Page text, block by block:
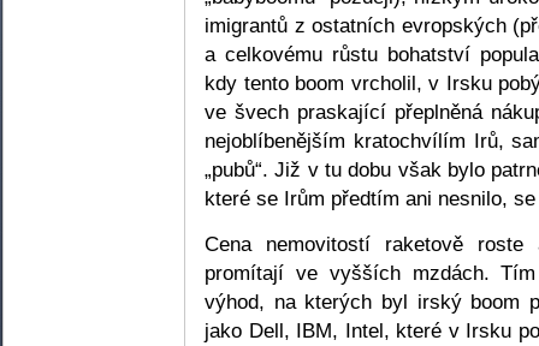
imigrantů z ostatních evropských
a celkovému růstu bohatství
kdy tento boom vrcholil, v Irsku
ve švech praskající přeplněná
nejoblíbenějším kratochvílím Irů,
„pubů“. Již v tu dobu však bylo
které se Irům předtím ani nesnilo,
Cena nemovitostí raketově
promítají ve vyšších mzdách.
výhod, na kterých byl irský boom
jako Dell, IBM, Intel, které v Irsku